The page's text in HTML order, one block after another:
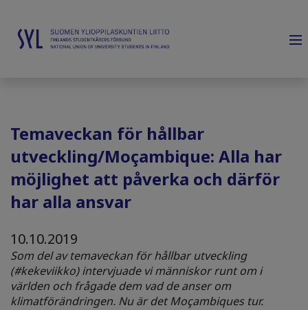
Temaveckan för hållbar
utveckling/Moçambique: Alla har
möjlighet att påverka och därför
har alla ansvar
10.10.2019
Som del av temaveckan för hållbar utveckling
(#kekeviikko) intervjuade vi människor runt om i
världen och frågade dem vad de anser om
klimatförändringen. Nu är det Moçambiques tur.